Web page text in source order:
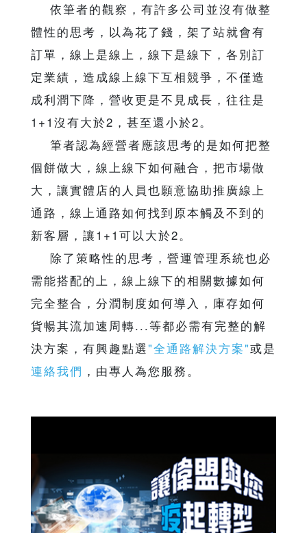
依筆者的觀察，有許多公司並沒有做整
體性的思考，以為花了錢，架了站就會有
訂單，線上是線上，線下是線下，各別訂
定業績，造成線上線下互相競爭，不僅造
成利潤下降，營收更是不見成長，往往是
1+1沒有大於2，甚至還小於2。
筆者認為經營者應該思考的是如何把整
個餅做大，線上線下如何融合，把市場做
大，讓實體店的人員也願意協助推廣線上
通路，線上通路如何找到原本觸及不到的
新客層，讓1+1可以大於2。
除了策略性的思考，營運管理系統也必
需能搭配的上，線上線下的相關數據如何
完全整合，分潤制度如何導入，庫存如何
貨暢其流加速周轉...等都必需有完整的解
決方案，有興趣點選"全通路解決方案"或是
連絡我們 ，由專人為您服務。